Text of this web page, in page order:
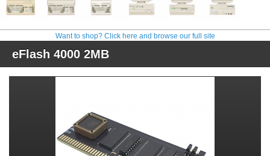
Want to shop? Click here and browse our full site
eFlash 4000 2MB